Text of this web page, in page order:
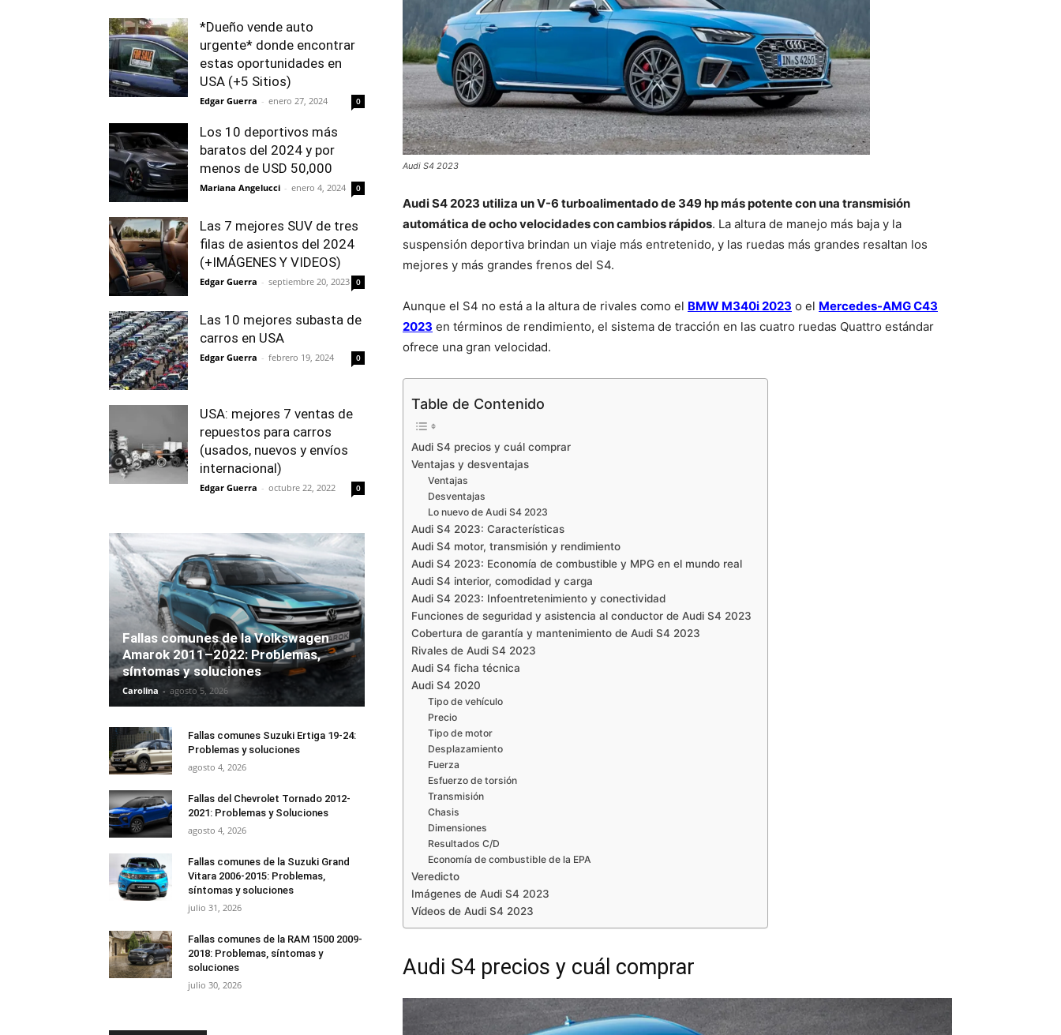
Audi S4 2023
Audi S4 2023 utiliza un V-6 turboalimentado de 349 hp más potente con una transmisión
automática de ocho velocidades con cambios rápidos. La altura de manejo más baja y la
suspensión deportiva brindan un viaje más entretenido, y las ruedas más grandes resaltan los
mejores y más grandes frenos del S4.
Aunque el S4 no está a la altura de rivales como el BMW M340i 2023 o el Mercedes-AMG C43
2023 en términos de rendimiento, el sistema de tracción en las cuatro ruedas Quattro estándar
ofrece una gran velocidad.
Table de Contenido
Audi S4 precios y cuál comprar
Ventajas y desventajas
Ventajas
Desventajas
Lo nuevo de Audi S4 2023
Audi S4 2023: Características
Audi S4 motor, transmisión y rendimiento
Audi S4 2023: Economía de combustible y MPG en el mundo real
Audi S4 interior, comodidad y carga
Audi S4 2023: Infoentretenimiento y conectividad
Funciones de seguridad y asistencia al conductor de Audi S4 2023
Cobertura de garantía y mantenimiento de Audi S4 2023
Rivales de Audi S4 2023
Audi S4 ficha técnica
Audi S4 2020
Tipo de vehículo
Precio
Tipo de motor
Desplazamiento
Fuerza
Esfuerzo de torsión
Transmisión
Chasis
Dimensiones
Resultados C/D
Economía de combustible de la EPA
Veredicto
Imágenes de Audi S4 2023
Vídeos de Audi S4 2023
Audi S4 precios y cuál comprar
*Dueño vende auto
urgente* donde encontrar
estas oportunidades en
USA (+5 Sitios)
Edgar Guerra - enero 27, 2024 0
Los 10 deportivos más
baratos del 2024 y por
menos de USD 50,000
Mariana Angelucci - enero 4, 2024 0
Las 7 mejores SUV de tres
filas de asientos del 2024
(+IMÁGENES Y VIDEOS)
Edgar Guerra - septiembre 20, 2023 0
Las 10 mejores subasta de
carros en USA
Edgar Guerra - febrero 19, 2024 0
USA: mejores 7 ventas de
repuestos para carros
(usados, nuevos y envíos
internacional)
Edgar Guerra - octubre 22, 2022 0
Fallas comunes de la Volkswagen
Amarok 2011–2022: Problemas,
síntomas y soluciones
Carolina - agosto 5, 2026
Fallas comunes Suzuki Ertiga 19-24:
Problemas y soluciones
agosto 4, 2026
Fallas del Chevrolet Tornado 2012-
2021: Problemas y Soluciones
agosto 4, 2026
Fallas comunes de la Suzuki Grand
Vitara 2006-2015: Problemas,
síntomas y soluciones
julio 31, 2026
Fallas comunes de la RAM 1500 2009-
2018: Problemas, síntomas y
soluciones
julio 30, 2026